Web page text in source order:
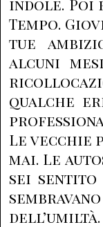
indole. Poi
Tempo.
tue
alcuni
qualche
Le vecchie
mai. Le
sei sentito